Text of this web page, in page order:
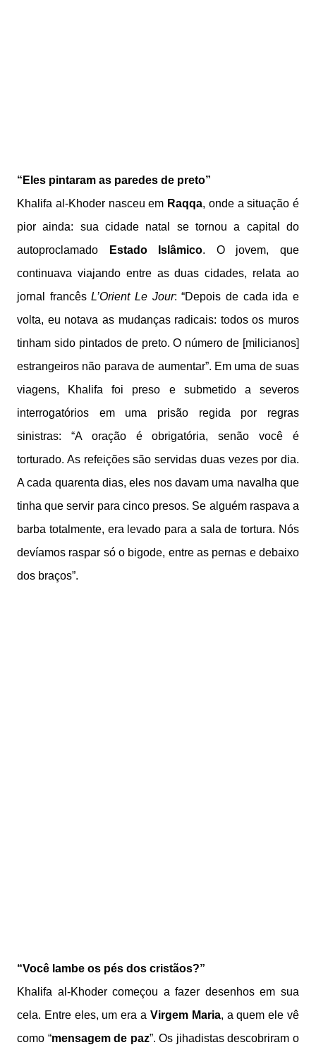
“Eles pintaram as paredes de preto”
Khalifa al-Khoder nasceu em Raqqa, onde a situação é
pior ainda: sua cidade natal se tornou a capital do
autoproclamado
Estado Islâmico. O jovem, que
continuava viajando entre as duas cidades, relata ao
jornal francêsL’Orient Le Jour: “Depois de cada ida e
volta, eu notava as mudanças radicais: todos os muros
tinham sido pintados de preto. O número de [milicianos]
estrangeiros não parava de aumentar”. Em uma de suas
viagens, Khalifa foi preso e submetido a severos
interrogatórios em uma prisão regida por regras
sinistras: “A oração é obrigatória, senão você é
torturado. As refeições são servidas duas vezes por dia.
A cada quarenta dias, eles nos davam uma navalha que
tinha que servir para cinco presos. Se alguém raspava a
barba totalmente, era levado para a sala de tortura. Nós
devíamos raspar só o bigode, entre as pernas e debaixo
dos braços”.
“Você lambe os pés dos cristãos?”
Khalifa al-Khoder começou a fazer desenhos em sua
cela. Entre eles, um era a Virgem Maria, a quem ele vê
como “mensagem de paz”. Os jihadistas descobriram o